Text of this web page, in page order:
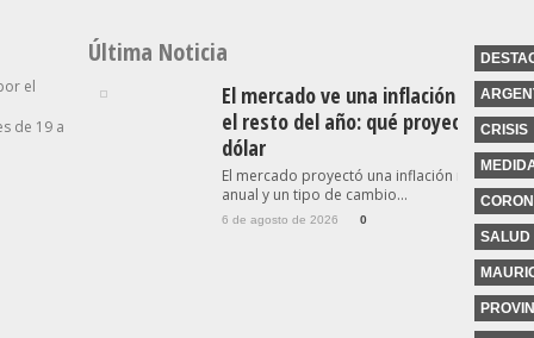
el
de 19 a
Última Noticia
El mercado ve una inflación a la
el resto del año: qué proyecta para
dólar
El mercado proyectó una inflación menor al
anual y un tipo de cambio...
6 de agosto de 2026 0
CRISIS
SALUD